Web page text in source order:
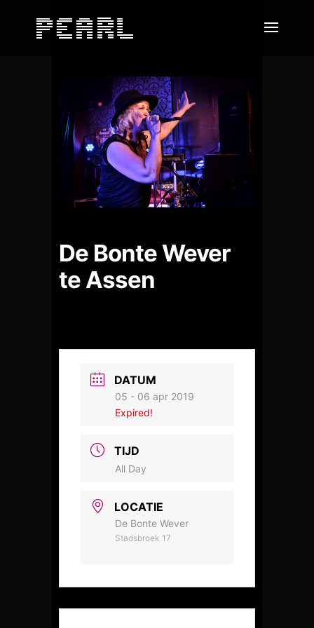
De Bonte Wever
te Assen
DATUM
05 - 06 apr 2019
Expired!
TIJD
All Day
LOCATIE
De Bonte Wever
Stadsbroek 17